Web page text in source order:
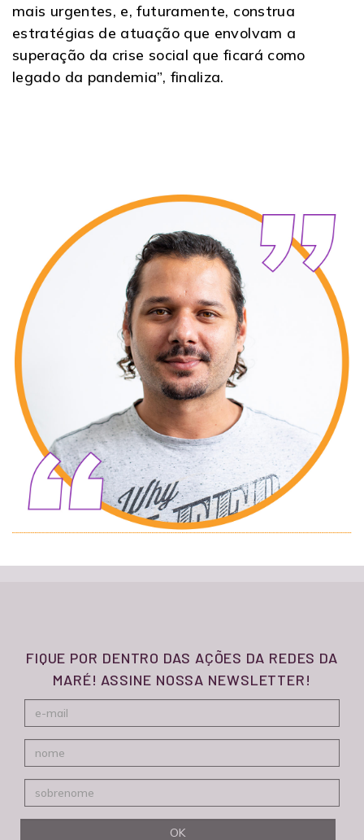
mais urgentes, e, futuramente, construa
estratégias de atuação que envolvam a
superação da crise social que ficará como
legado da pandemia”, finaliza.
FIQUE POR DENTRO DAS AÇÕES DA REDES DA
MARÉ! ASSINE NOSSA NEWSLETTER!